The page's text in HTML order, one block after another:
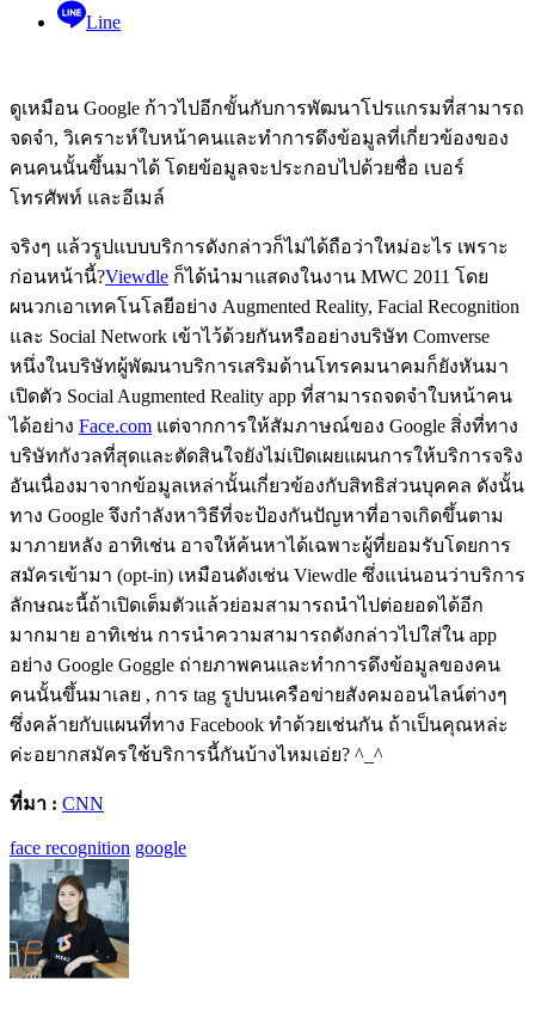
Line
ดูเหมือน Google ก้าวไปอีกขั้นกับการพัฒนาโปรแกรมที่สามารถ
จดจำ, วิเคราะห์ใบหน้าคนและทำการดึงข้อมูลที่เกี่ยวข้องของ
คนคนนั้นขึ้นมาได้ โดยข้อมูลจะประกอบไปด้วยชื่อ เบอร์
โทรศัพท์ และอีเมล์
จริงๆ แล้วรูปแบบบริการดังกล่าวก็ไม่ได้ถือว่าใหม่อะไร เพราะ
ก่อนหน้านี้?Viewdle ก็ได้นำมาแสดงในงาน MWC 2011 โดย
ผนวกเอาเทคโนโลยีอย่าง Augmented Reality, Facial Recognition
และ Social Network เข้าไว้ด้วยกันหรืออย่างบริษัท Comverse
หนึ่งในบริษัทผู้พัฒนาบริการเสริมด้านโทรคมนาคมก็ยังหันมา
เปิดตัว Social Augmented Reality app ที่สามารถจดจำใบหน้าคน
ได้อย่าง Face.com แต่จากการให้สัมภาษณ์ของ Google สิ่งที่ทาง
บริษัทกังวลที่สุดและตัดสินใจยังไม่เปิดเผยแผนการให้บริการจริง
อันเนื่องมาจากข้อมูลเหล่านั้นเกี่ยวข้องกับสิทธิส่วนบุคคล ดังนั้น
ทาง Google จึงกำลังหาวิธีที่จะป้องกันปัญหาที่อาจเกิดขึ้นตาม
มาภายหลัง อาทิเช่น อาจให้ค้นหาได้เฉพาะผู้ที่ยอมรับโดยการ
สมัครเข้ามา (opt-in) เหมือนดังเช่น Viewdle ซึ่งแน่นอนว่าบริการ
ลักษณะนี้ถ้าเปิดเต็มตัวแล้วย่อมสามารถนำไปต่อยอดได้อีก
มากมาย อาทิเช่น การนำความสามารถดังกล่าวไปใส่ใน app
อย่าง Google Goggle ถ่ายภาพคนและทำการดึงข้อมูลของคน
คนนั้นขึ้นมาเลย , การ tag รูปบนเครือข่ายสังคมออนไลน์ต่างๆ
ซึ่งคล้ายกับแผนที่ทาง Facebook ทำด้วยเช่นกัน ถ้าเป็นคุณหล่ะ
ค่ะอยากสมัครใช้บริการนี้กันบ้างไหมเอ่ย? ^_^
ที่มา : CNN
face recognition google